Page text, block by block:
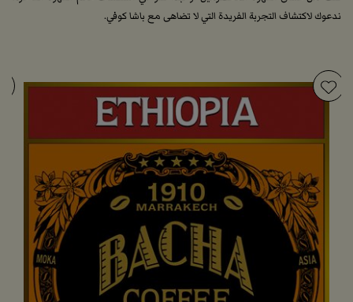
ندعوك لاكتشاف التجربة الفريدة التي لا تضاهى مع باشا كوفي.